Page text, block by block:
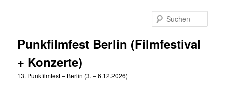
Punkfilmfest Berlin (Filmfestival
+ Konzerte)
13. Punkfilmfest – Berlin (3. – 6.12.2026)